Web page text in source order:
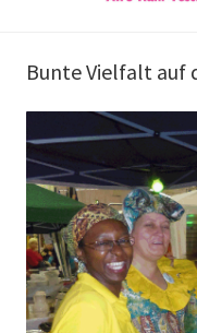
Bunte Vielfalt auf